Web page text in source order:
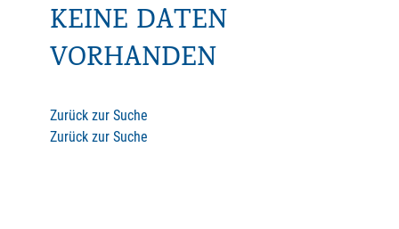
KEINE DATEN
VORHANDEN
Zurück zur Suche
Zurück zur Suche